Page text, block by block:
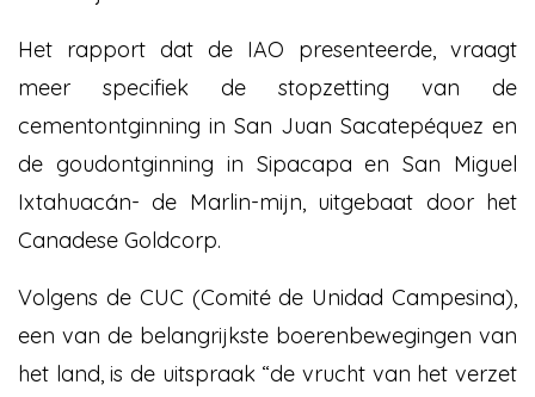
Het rapport dat de IAO presenteerde, vraagt
meer specifiek de stopzetting van de
cementontginning in San Juan Sacatepéquez en
de goudontginning in Sipacapa en San Miguel
Ixtahuacán- de Marlin-mijn, uitgebaat door het
Canadese Goldcorp.
Volgens de CUC (Comité de Unidad Campesina),
een van de belangrijkste boerenbewegingen van
het land, is de uitspraak “de vrucht van het verzet